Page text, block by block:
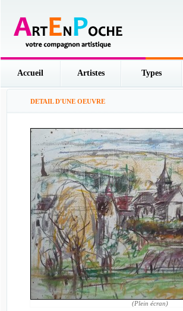
Accueil Artistes Types
DETAIL D'UNE OEUVRE
(Plein écran)